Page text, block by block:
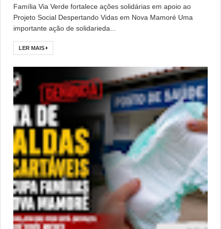
Família Via Verde fortalece ações solidárias em apoio ao
Projeto Social Despertando Vidas em Nova Mamoré Uma
importante ação de solidarieda...
LER MAIS